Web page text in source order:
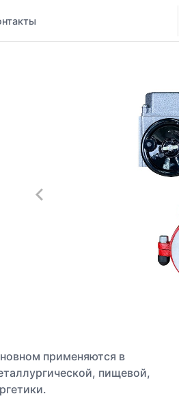
применяются в
пищевой,